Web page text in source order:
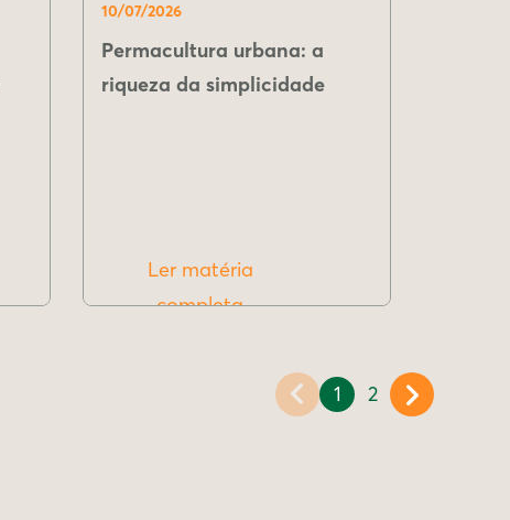
10/07/2026
Permacultura urbana: a
riqueza da simplicidade
Ler matéria
completa
1 2